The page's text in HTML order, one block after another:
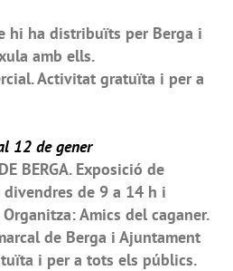
hi ha distribuïts per Berga i
amb ells.
Activitat gratuïta i per a
12 de gener
BERGA. Exposició de
de 9 a 14 h i
Amics del caganer.
de Berga i Ajuntament
i per a tots els públics.